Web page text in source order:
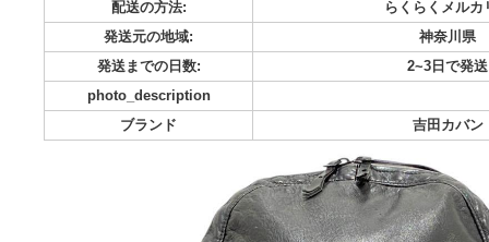
カテゴリー:
ファッション
ブランド:
吉
商品の状態:
目立った
配送料の負担:
送料込み
神
発送までの日数:
2~3